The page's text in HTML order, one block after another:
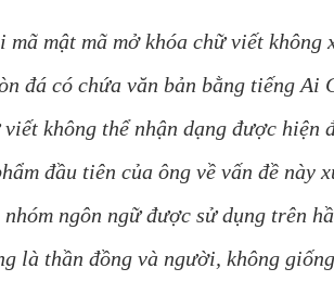
mật mã mở khóa chữ viết không
đá có chứa văn bản bằng tiếng Ai
không thể nhận dạng được hiện
đầu tiên của ông về vấn đề
ngôn ngữ được sử dụng trên
thần đồng và người, không